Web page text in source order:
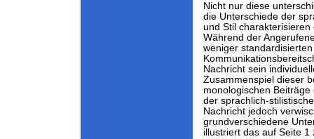
Nicht nur diese
die Unterschiede der
und Stil
Während der
weniger
Nachricht sein
Zusammenspiel dieser
monologischen
der sprachlich-
Nachricht jedoch
grundverschiedene
illustriert das auf Seite 1